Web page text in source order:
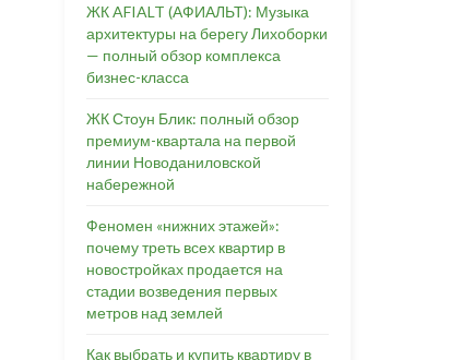
ЖК AFIALT (АФИАЛЬТ): Музыка
архитектуры на берегу Лихоборки
— полный обзор комплекса
бизнес-класса
ЖК Стоун Блик: полный обзор
премиум-квартала на первой
линии Новоданиловской
набережной
Феномен «нижних этажей»:
почему треть всех квартир в
новостройках продается на
стадии возведения первых
метров над землей
Как выбрать и купить квартиру в